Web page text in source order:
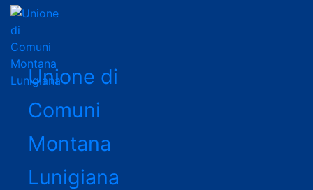
Unione di
Comuni
Montana
Lunigiana